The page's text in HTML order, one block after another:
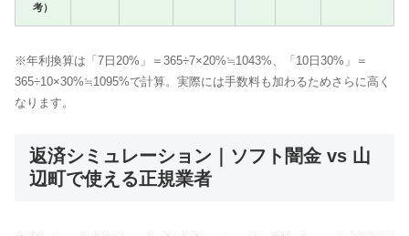
考）
※年利換算は「7日20%」＝365÷7×20%≒1043%、「10日30%」＝
365÷10×30%≒1095%で計算。実際には手数料も加わるためさらに高く
なります。
返済シミュレーション｜ソフト闇金 vs 山
辺町で使える正規業者